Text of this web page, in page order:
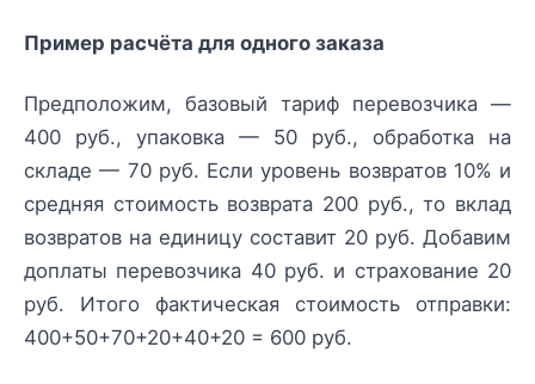
Пример расчёта для одного заказа
Предположим, базовый тариф перевозчика —
400 руб., упаковка — 50 руб., обработка на
складе — 70 руб. Если уровень возвратов 10% и
средняя стоимость возврата 200 руб., то вклад
возвратов на единицу составит 20 руб. Добавим
доплаты перевозчика 40 руб. и страхование 20
руб. Итого фактическая стоимость отправки:
400+50+70+20+40+20 = 600 руб.